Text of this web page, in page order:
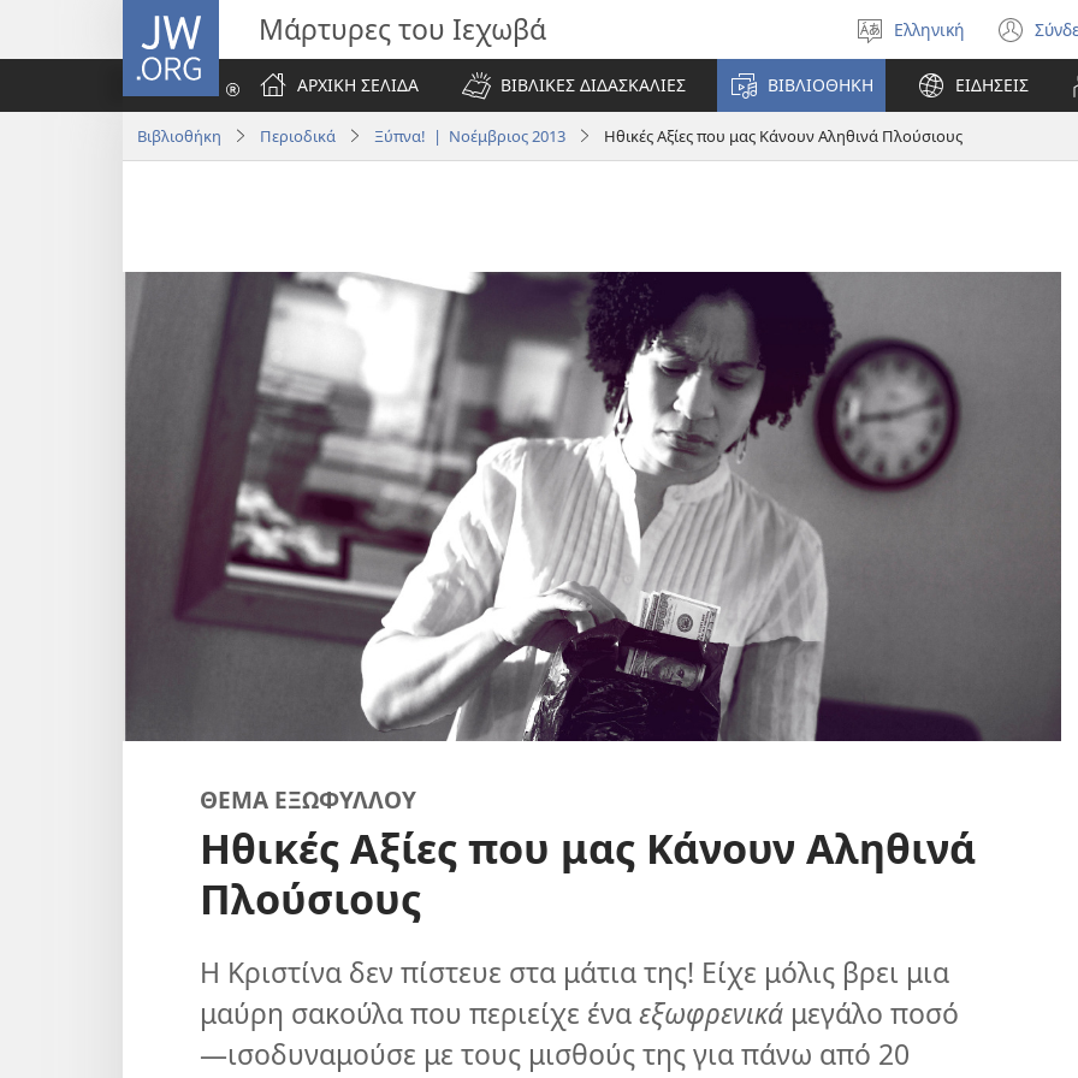
JW.ORG Μάρτυρες του Ιεχωβά
Επιλέξτε
γλώσσα
Ελληνική
νέο
ΑΡΧΙΚΗ ΣΕΛΙΔΑ
ΒΙΒΛΙΚΕΣ ΔΙΔΑΣΚΑΛΙΕΣ ΒΙΒΛΙΟΘΗΚΗ ΕΙΔΗΣΕΙΣ
Βιβλιοθήκη Περιοδικά Ξύπνα! | Νοέμβριος 2013 Ηθικές Αξίες που μας Κάνουν Αληθινά Πλούσιους
ΘΕΜΑ ΕΞΩΦΥΛΛΟΥ
Ηθικές Αξίες που μας Κάνουν Αληθινά
Πλούσιους
Η Κριστίνα δεν πίστευε στα μάτια της! Είχε μόλις βρει μια
μαύρη σακούλα που περιείχε έναεξωφρενικά μεγάλο ποσό
—ισοδυναμούσε με τους μισθούς της για πάνω από 20